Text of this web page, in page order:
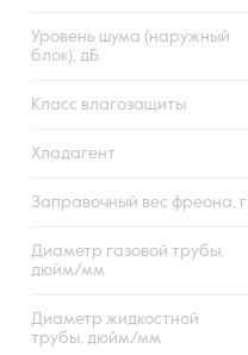
Уровень шума (наружный
блок), дБ
Класс влагозащиты
Хладагент
Заправочный вес фреона, г
Диаметр газовой трубы,
дюйм/мм
Диаметр жидкостной
трубы, дюйм/мм